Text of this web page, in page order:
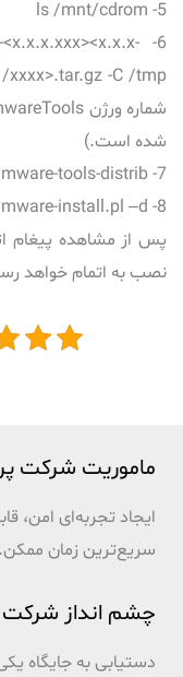
5- ls /mnt/cdrom
شده است.)
7- cd /tmp/vmware-tools-distrib/
8- sudo ./vmware-install.pl –d
پس از مشاهده پیغام
نصب به اتمام خواهد
ماموریت شرکت
ایجاد تجربه‌ای امن،
سریع‌ترین زمان ممکن.
چشم انداز
دستیابی به جایگاه